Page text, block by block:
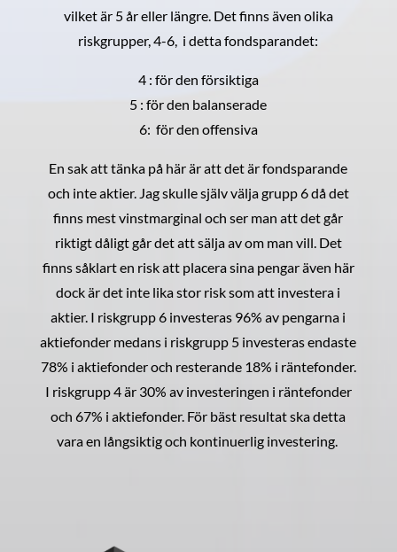
vilket är 5 år eller längre. Det finns även olika
riskgrupper, 4-6, i detta fondsparandet:
4 : för den försiktiga
5 : för den balanserade
6: för den offensiva
En sak att tänka på här är att det är fondsparande
och inte aktier. Jag skulle själv välja grupp 6 då det
finns mest vinstmarginal och ser man att det går
riktigt dåligt går det att sälja av om man vill. Det
finns såklart en risk att placera sina pengar även här
dock är det inte lika stor risk som att investera i
aktier. I riskgrupp 6 investeras 96% av pengarna i
aktiefonder medans i riskgrupp 5 investeras endaste
78% i aktiefonder och resterande 18% i räntefonder.
I riskgrupp 4 är 30% av investeringen i räntefonder
och 67% i aktiefonder. För bäst resultat ska detta
vara en långsiktig och kontinuerlig investering.